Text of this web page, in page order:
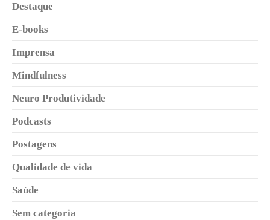
Destaque
E-books
Imprensa
Mindfulness
Neuro Produtividade
Podcasts
Postagens
Qualidade de vida
Saúde
Sem categoria